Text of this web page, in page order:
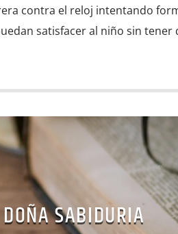
contra el reloj intentando
satisfacer al niño sin
DOÑA SABIDURIA